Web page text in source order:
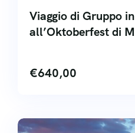
Viaggio di Gruppo
all’Oktoberfest di
€640,00